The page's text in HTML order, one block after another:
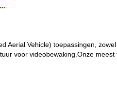
Aerial Vehicle) toepassingen,
voor videobewaking.Onze